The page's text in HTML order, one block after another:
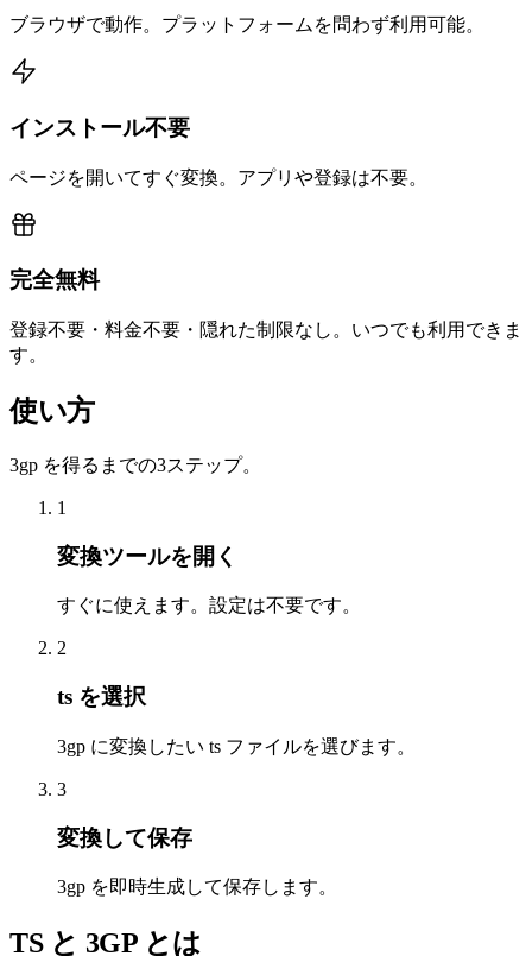
ブラウザで動作。プラットフォームを問わず利用可能。
インストール不要
ページを開いてすぐ変換。アプリや登録は不要。
完全無料
登録不要・料金不要・隠れた制限なし。いつでも利用できま
す。
使い方
3gp を得るまでの3ステップ。
1
変換ツールを開く
すぐに使えます。設定は不要です。
2
ts を選択
3gp に変換したい ts ファイルを選びます。
3
変換して保存
3gp を即時生成して保存します。
TS と 3GP とは